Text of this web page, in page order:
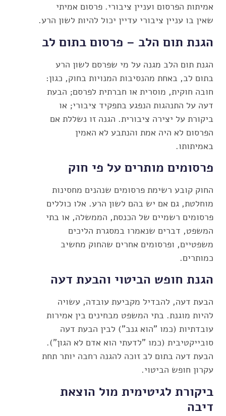
אמיתות הפרסום ועניין ציבורי. פרסום אמיתי
שאין בו עניין ציבורי עדיין יכול להיות לשון הרע.
הגנת תום הלב – פרסום בתום לב
הגנת תום הלב מגנה על מי שפרסם לשון הרע
בתום לב, באחת מהנסיבות המנויות בחוק, כגון:
חובה חוקית, מוסרית או חברתית לפרסם; הבעת
דעה על התנהגות הנפגע בתפקיד ציבורי; או
ביקורת על יצירה ציבורית. הגנה זו נשללת אם
הפרסום לא היה אמת והנתבע לא האמין
באמיתותו.
פרסומים מותרים על פי חוק
החוק קובע רשימת פרסומים שנהנים מחסינות
מוחלטת, גם אם יש בהם לשון הרע. אלו כוללים
פרסומים רשמיים של הכנסת, הממשלה, או בתי
המשפט, דברים שנאמרו במסגרת הליכים
משפטיים, ופרסומים אחרים שהחוק מחשיב
כמותרים.
הגנת חופש הביטוי והבעת דעה
הבעת דעה, להבדיל מקביעת עובדה, עשויה
להיות מוגנת. בתי המשפט מבחינים בין אמירות
עובדתיות (כמו "הוא גנב") לבין הבעת דעה
סובייקטיבית (כמו "לדעתי הוא אדם לא הגון").
הבעת דעה בתום לב זוכה להגנה רחבה יותר תחת
עקרון חופש הביטוי.
ביקורת לגיטימית מול הוצאת
דיבה